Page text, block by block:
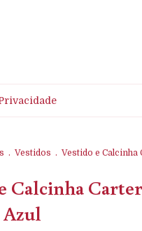
. Vestidos . Vestido e
Calcinha